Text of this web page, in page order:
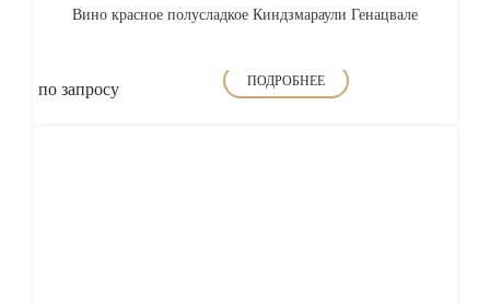
Вино красное полусладкое Киндзмараули Генацвале
по запросу ПОДРОБНЕЕ